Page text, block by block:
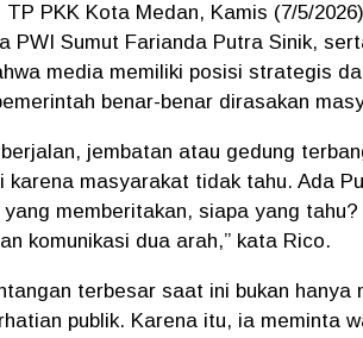
TP PKK Kota Medan, Kamis (7/5/
PWI Sumut Farianda Putra Sinik,
media memiliki posisi strategis
benar-benar dirasakan
berjalan, jembatan atau gedung
karena masyarakat tidak tahu. Ada
memberitakan, siapa yang
komunikasi dua arah,” kata Rico.
terbesar saat ini bukan hanya
publik. Karena itu, ia meminta